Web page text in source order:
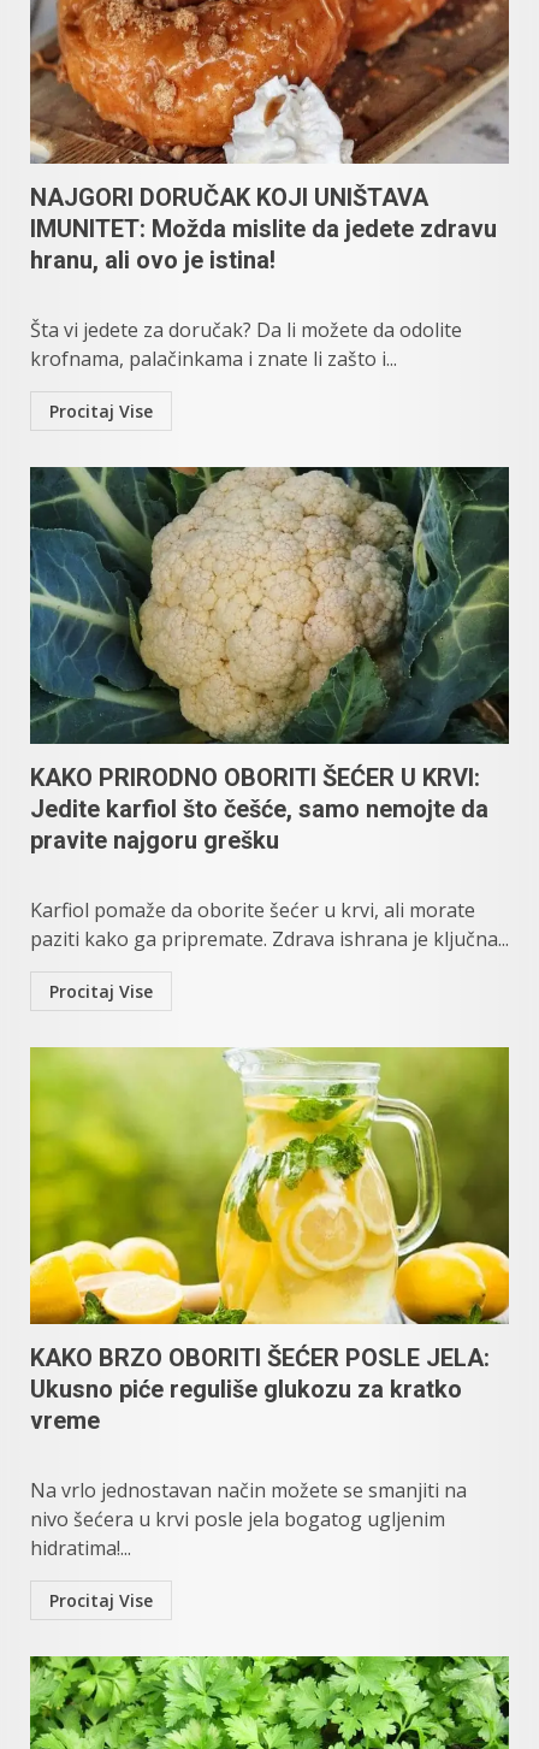
NAJGORI DORUČAK KOJI UNIŠTAVA
IMUNITET: Možda mislite da jedete zdravu
hranu, ali ovo je istina!
Šta vi jedete za doručak? Da li možete da odolite
krofnama, palačinkama i znate li zašto i...
Procitaj Vise
KAKO PRIRODNO OBORITI ŠEĆER U KRVI:
Jedite karfiol što češće, samo nemojte da
pravite najgoru grešku
Karfiol pomaže da oborite šećer u krvi, ali morate
paziti kako ga pripremate. Zdrava ishrana je ključna...
Procitaj Vise
KAKO BRZO OBORITI ŠEĆER POSLE JELA:
Ukusno piće reguliše glukozu za kratko
vreme
Na vrlo jednostavan način možete se smanjiti na
nivo šećera u krvi posle jela bogatog ugljenim
hidratima!...
Procitaj Vise